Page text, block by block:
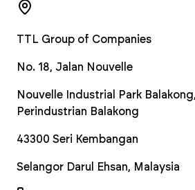
TTL Group of Companies
No. 18, Jalan Nouvelle
Nouvelle Industrial Park
Perindustrian Balakong
43300 Seri Kembangan
Selangor Darul Ehsan, Malaysia